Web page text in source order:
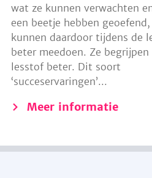
wat ze kunnen verwachten
een beetje hebben geoefend,
kunnen daardoor tijdens de
beter meedoen. Ze begrijpen
lesstof beter. Dit soort
‘succeservaringen’...
Meer informatie